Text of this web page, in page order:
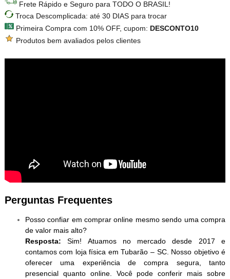
Frete Rápido e Seguro para TODO O BRASIL!
Troca Descomplicada: até 30 DIAS para trocar
Primeira Compra com 10% OFF, cupom: DESCONTO10
Produtos bem avaliados pelos clientes
Perguntas Frequentes
Posso confiar em comprar online mesmo sendo uma compra
de valor mais alto?
Resposta: Sim! Atuamos no mercado desde 2017 e
contamos com loja física em Tubarão – SC. Nosso objetivo é
oferecer uma experiência de compra segura, tanto
presencial quanto online. Você pode conferir mais sobre